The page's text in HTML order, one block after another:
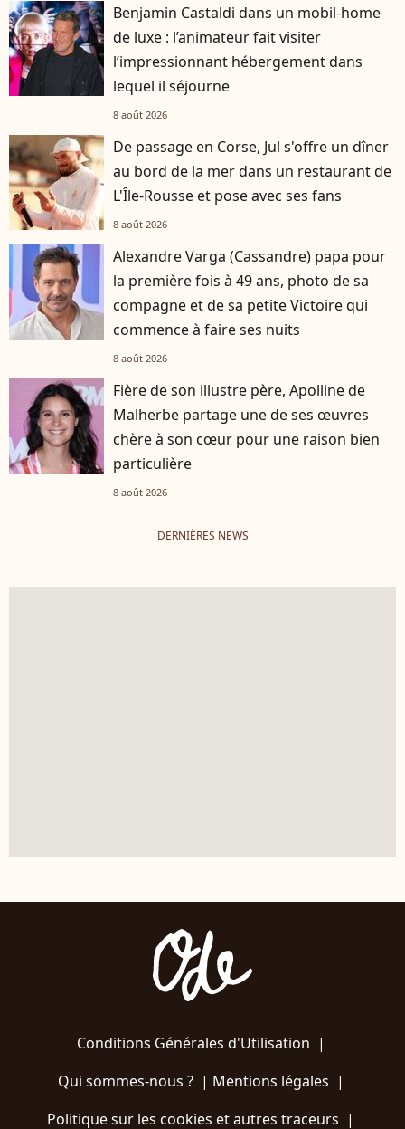
Benjamin Castaldi dans un mobil-home
de luxe : l’animateur fait visiter
l’impressionnant hébergement dans
lequel il séjourne
8 août 2026
De passage en Corse, Jul s'offre un dîner
au bord de la mer dans un restaurant de
L'Île-Rousse et pose avec ses fans
8 août 2026
Alexandre Varga (Cassandre) papa pour
la première fois à 49 ans, photo de sa
compagne et de sa petite Victoire qui
commence à faire ses nuits
8 août 2026
Fière de son illustre père, Apolline de
Malherbe partage une de ses œuvres
chère à son cœur pour une raison bien
particulière
8 août 2026
DERNIÈRES NEWS
Conditions Générales d'Utilisation |
Qui sommes-nous ?| Mentions légales |
Politique sur les cookies et autres traceurs |